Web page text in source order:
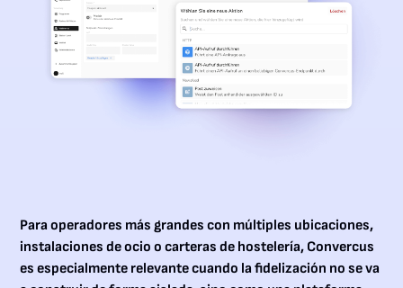
Para operadores más grandes con múltiples ubicaciones,
instalaciones de ocio o carteras de hostelería, Convercus
es especialmente relevante cuando la fidelización no se va